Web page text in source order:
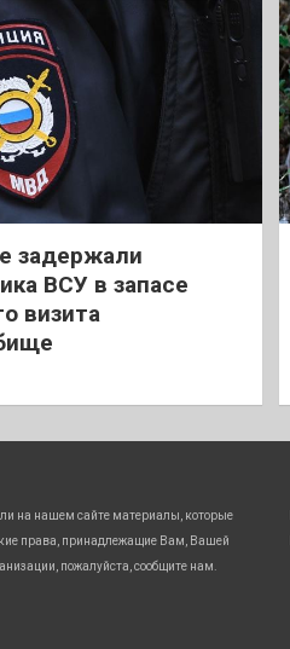
задержали
ВСУ в запасе
визита
на нашем сайте материалы, которые
права, принадлежащие Вам, Вашей
пожалуйста, сообщите нам.